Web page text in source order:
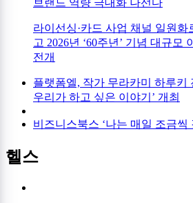
브랜드 역량 극대화 나선다
라이선싱·카드 사업 채널 일원화
고 2026년 ‘60주년’ 기념 대규모
전개
플랫폼엘, 작가 무라카미 하루키
우리가 하고 싶은 이야기’ 개최
비즈니스북스 ‘나는 매일 조금씩
헬스